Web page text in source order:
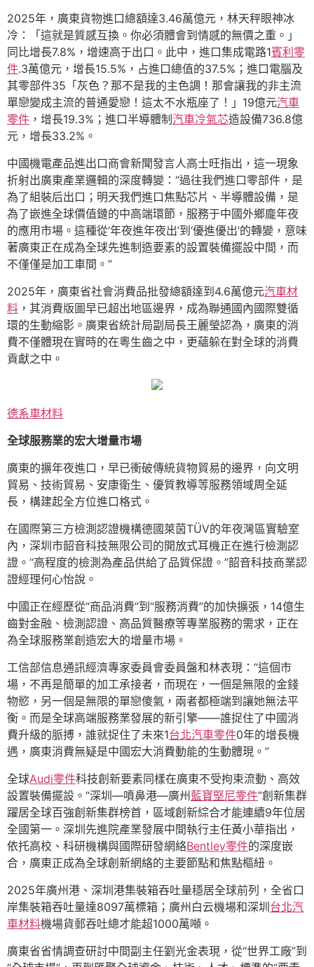
2025年，廣東貨物進口總額達3.46萬億元，林天秤眼神冰
冷：「這就是質感互換。你必須體會到情感的無價之重。」
同比增長7.8%，增速高于出口。此中，進口集成電路1賓利零
件.3萬億元，增長15.5%，占進口總值的37.5%；進口電腦及
其零部件35「灰色？那不是我的主色調！那會讓我的非主流
單戀變成主流的普通愛戀！這太不水瓶座了！」19億元汽車
零件 ，增長19.3%；進口半導體制 汽車冷氣芯造設備736.8億
元，增長33.2%。
中國機電產品進出口商會新聞發言人高士旺指出，這一現象
折射出廣東產業邏輯的深度轉變：“過往我們進口零部件，是
為了組裝后出口；明天我們進口焦點芯片、半導體設備，是
為了嵌進全球價值鏈的中高端環節，服務于中國外鄉龐年夜
的應用市場。這種從‘年夜進年夜出’到‘優進優出’的轉變，意味
著廣東正在成為全球先進制造要素的設置裝備擺設中間，而
不僅僅是加工車間。”
2025年，廣東省社會消費品批發總額達到4.6萬億元汽車材
料 ，其消費版圖早已超出地區邊界，成為聯通國內國際雙循
環的生動縮影。廣東省統計局副局長王麗瑩認為，廣東的消
費不僅體現在實時的在粵生齒之中，更蘊躲在對全球的消費
貢獻之中。
德系車材料
全球服務業的宏大增量市場
廣東的擴年夜進口，早已衝破傳統貨物貿易的邊界，向文明
貿易、技術貿易、安康衛生、優質教導等服務領域周全延
長，構建起全方位進口格式。
在國際第三方檢測認證機構德國萊茵TÜV的年夜灣區實驗室
內，深圳市韶音科技無限公司的開放式耳機正在進行檢測認
證。“高程度的檢測為產品供給了品質保證。”韶音科技商業認
證經理何心怡說。
中國正在經歷從“商品消費”到“服務消費”的加快擴張，14億生
齒對金融、檢測認證、高品質醫療等專業服務的需求，正在
為全球服務業創造宏大的增量市場。
工信部信息通訊經濟專家委員會委員盤和林表現：“這個市
場，不再是簡單的加工承接者，而現在，一個是無限的金錢
物慾，另一個是無限的單戀傻氣，兩者都極端到讓她無法平
衡。而是全球高端服務業發展的新引擎——誰捉住了中國消
費升級的脈搏，誰就捉住了未來1台北汽車零件0年的增長機
遇，廣東消費無疑是中國宏大消費動能的生動體現。”
全球Audi零件科技創新要素同樣在廣東不受拘束流動、高效
設置裝備擺設。“深圳—噴鼻港—廣州藍寶堅尼零件”創新集群
躍居全球百強創新集群榜首，區域創新綜合才能連續9年位居
全國第一。深圳先進院產業發展中間執行主任黃小華指出，
依托高校、科研機構與國際研發網絡Bentley零件的深度嵌
合，廣東正成為全球創新網絡的主要節點和焦點樞紐。
2025年廣州港、深圳港集裝箱吞吐量穩居全球前列，全省口
岸集裝箱吞吐量達8097萬標箱；廣州白云機場和深圳台北汽
車材料機場貨郵吞吐總才能超1000萬噸。
廣東省省情調查研討中間副主任劉光金表現，從“世界工廠”到